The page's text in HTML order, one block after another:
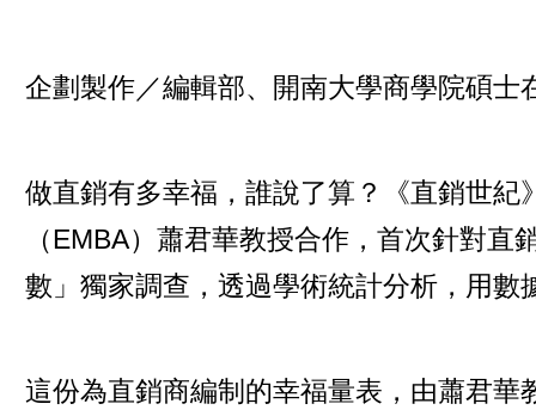
企劃製作／編輯部、開南大學商學院碩士
做直銷有多幸福，誰說了算？《直銷世紀
（EMBA）蕭君華教授合作，首次針對
數」獨家調查，透過學術統計分析，用數
這份為直銷商編制的幸福量表，由蕭君